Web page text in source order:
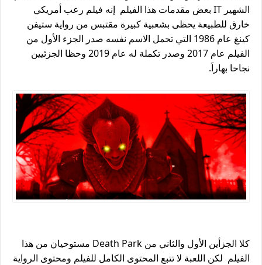
الشهير IT بعض مقدمات هذا الفيلم إنه فيلم رعب أمريكي
خارق للطبيعة يحظى بشعبية كبيرة مقتبس من رواية ستيفن
كينغ عام 1986 التي تحمل الاسم نفسه صدر الجزء الأول من
الفيلم عام 2017 وصدر تكملة له عام 2019 وحظا الجزئيين
نجاحا بهاراَ.
كلا الجزأين الأول والثاني من Death Park مستوحيان من هذا
الفيلم لكن اللعبة لا تتبع المحتوى الكامل للفيلم ومحتوى الرواية